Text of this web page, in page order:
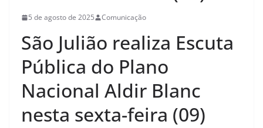
5 de agosto de 2025 Comunicação
São Julião realiza Escuta
Pública do Plano
Nacional Aldir Blanc
nesta sexta-feira (09)